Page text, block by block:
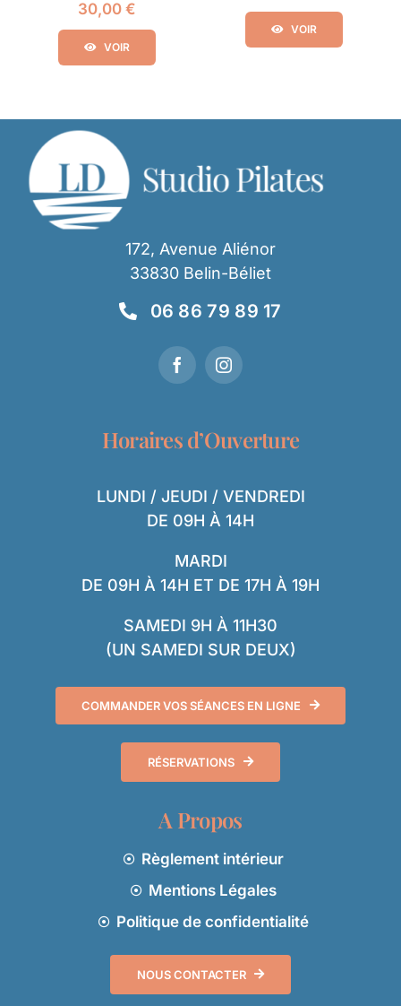
30,00 €
VOIR
VOIR
172, Avenue Aliénor
33830 Belin-Béliet
06 86 79 89 17
Horaires d’Ouverture
LUNDI / JEUDI / VENDREDI
DE 09H À 14H
MARDI
DE 09H À 14H ET DE 17H À 19H
SAMEDI 9H À 11H30
(UN SAMEDI SUR DEUX)
COMMANDER VOS SÉANCES EN LIGNE
RÉSERVATIONS
A Propos
Règlement intérieur
Mentions Légales
Politique de confidentialité
NOUS CONTACTER